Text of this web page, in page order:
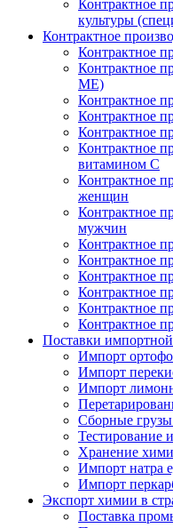
Контрактное
культуры
Контрактное
Контрактное
Контрактное
МЕ)
Контрактное
Контрактное
Контрактное
Контрактное
витамином С
Контрактное
женщин
Контрактное
мужчин
Контрактное
Контрактное
Контрактное
Контрактное
Контрактное
Контрактное
Поставки
Импорт
Импорт
Импорт
Сборные
Тестирование
Хранение
Импорт натра
Импорт
Экспорт химии в
Поставка